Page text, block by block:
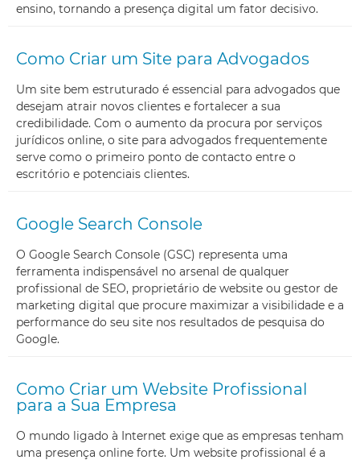
ensino, tornando a presença digital um fator decisivo.
Como Criar um Site para Advogados
Um site bem estruturado é essencial para advogados que
desejam atrair novos clientes e fortalecer a sua
credibilidade. Com o aumento da procura por serviços
jurídicos online, o site para advogados frequentemente
serve como o primeiro ponto de contacto entre o
escritório e potenciais clientes.
Google Search Console
O Google Search Console (GSC) representa uma
ferramenta indispensável no arsenal de qualquer
profissional de SEO, proprietário de website ou gestor de
marketing digital que procure maximizar a visibilidade e a
performance do seu site nos resultados de pesquisa do
Google.
Como Criar um Website Profissional
para a Sua Empresa
O mundo ligado à Internet exige que as empresas tenham
uma presença online forte. Um website profissional é a